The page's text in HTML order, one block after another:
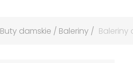
Buty damskie Baleriny Baleriny